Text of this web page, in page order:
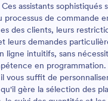
assistants sophistiqués
processus de commande
des clients, leurs
leurs demandes
ligne intuitifs, sans
en programmation.
vous suffit de
gère la sélection des